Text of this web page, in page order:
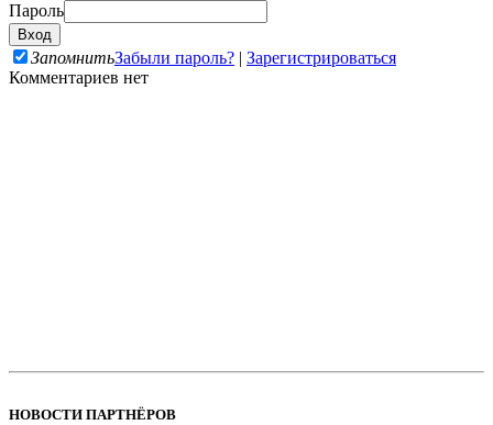
Пароль
ЗапомнитьЗабыли пароль? | Зарегистрироваться
Комментариев нет
НОВОСТИ ПАРТНЁРОВ